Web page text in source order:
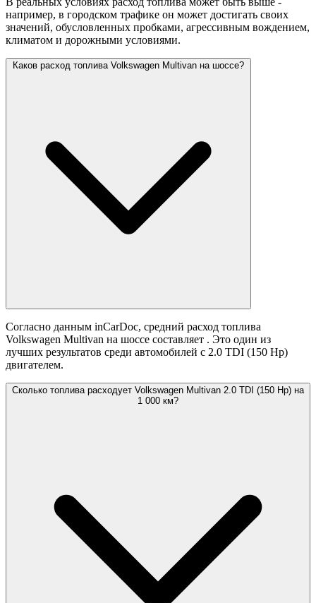
например, в городском трафике он может достигать своих
значений, обусловленных пробками, агрессивным вождением,
климатом и дорожными условиями.
Каков расход топлива Volkswagen Multivan на шоссе?
Согласно данным inCarDoc, средний расход топлива
Volkswagen Multivan на шоссе составляет . Это один из
лучших результатов среди автомобилей с 2.0 TDI (150 Hp)
двигателем.
Сколько топлива расходует Volkswagen Multivan 2.0 TDI (150 Hp) на
1 000 км?